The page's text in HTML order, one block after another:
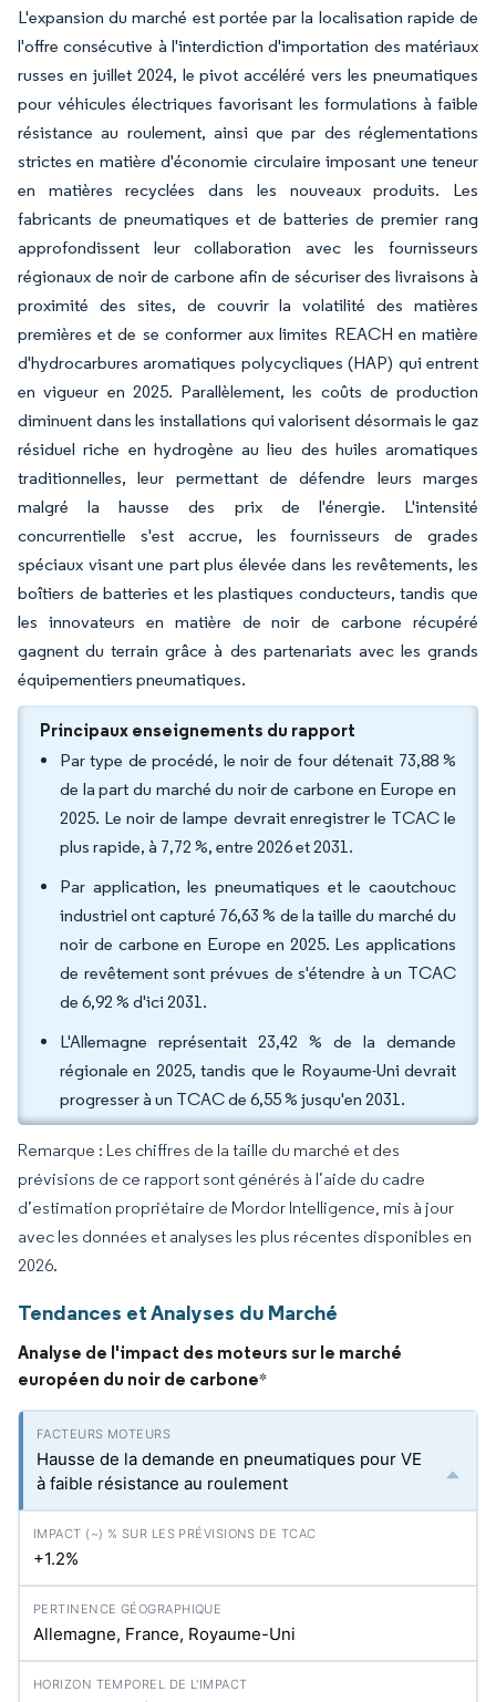
L'expansion du marché est portée par la localisation rapide de
l'offre consécutive à l'interdiction d'importation des matériaux
russes en juillet 2024, le pivot accéléré vers les pneumatiques
pour véhicules électriques favorisant les formulations à faible
résistance au roulement, ainsi que par des réglementations
strictes en matière d'économie circulaire imposant une teneur
en matières recyclées dans les nouveaux produits. Les
fabricants de pneumatiques et de batteries de premier rang
approfondissent leur collaboration avec les fournisseurs
régionaux de noir de carbone afin de sécuriser des livraisons à
proximité des sites, de couvrir la volatilité des matières
premières et de se conformer aux limites REACH en matière
d'hydrocarbures aromatiques polycycliques (HAP) qui entrent
en vigueur en 2025. Parallèlement, les coûts de production
diminuent dans les installations qui valorisent désormais le gaz
résiduel riche en hydrogène au lieu des huiles aromatiques
traditionnelles, leur permettant de défendre leurs marges
malgré la hausse des prix de l'énergie. L'intensité
concurrentielle s'est accrue, les fournisseurs de grades
spéciaux visant une part plus élevée dans les revêtements, les
boîtiers de batteries et les plastiques conducteurs, tandis que
les innovateurs en matière de noir de carbone récupéré
gagnent du terrain grâce à des partenariats avec les grands
équipementiers pneumatiques.
Principaux enseignements du rapport
Par type de procédé, le noir de four détenait 73,88 %
de la part du marché du noir de carbone en Europe en
2025. Le noir de lampe devrait enregistrer le TCAC le
plus rapide, à 7,72 %, entre 2026 et 2031.
Par application, les pneumatiques et le caoutchouc
industriel ont capturé 76,63 % de la taille du marché du
noir de carbone en Europe en 2025. Les applications
de revêtement sont prévues de s'étendre à un TCAC
de 6,92 % d'ici 2031.
L'Allemagne représentait 23,42 % de la demande
régionale en 2025, tandis que le Royaume-Uni devrait
progresser à un TCAC de 6,55 % jusqu'en 2031.
Remarque : Les chiffres de la taille du marché et des
prévisions de ce rapport sont générés à l’aide du cadre
d’estimation propriétaire de Mordor Intelligence, mis à jour
avec les données et analyses les plus récentes disponibles en
2026.
Tendances et Analyses du Marché
Analyse de l'impact des moteurs sur le marché
européen du noir de carbone*
Hausse de la demande en pneumatiques pour VE
à faible résistance au roulement
+1.2%
Allemagne, France, Royaume-Uni